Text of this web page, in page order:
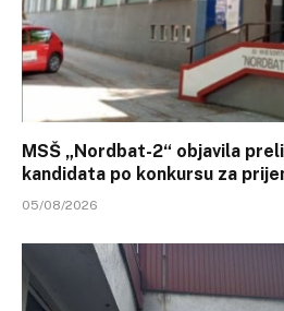
MSŠ „Nordbat-2“ objavila
kandidata po konkursu za
05/08/2026